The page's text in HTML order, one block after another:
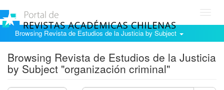
Browsing Revista de Estudios de la Justicia by Subject
Browsing Revista de Estudios de la Justicia
by Subject "organización criminal"